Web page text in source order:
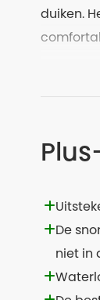
duiken.
De
niet in